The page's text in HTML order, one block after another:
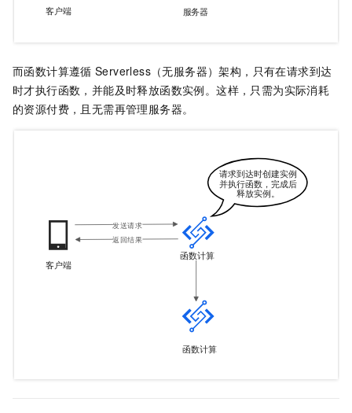
而函数计算遵循 Serverless（无服务器）架构，只有在请求到达
时才执行函数，并能及时释放函数实例。这样，只需为实际消耗
的资源付费，且无需再管理服务器。